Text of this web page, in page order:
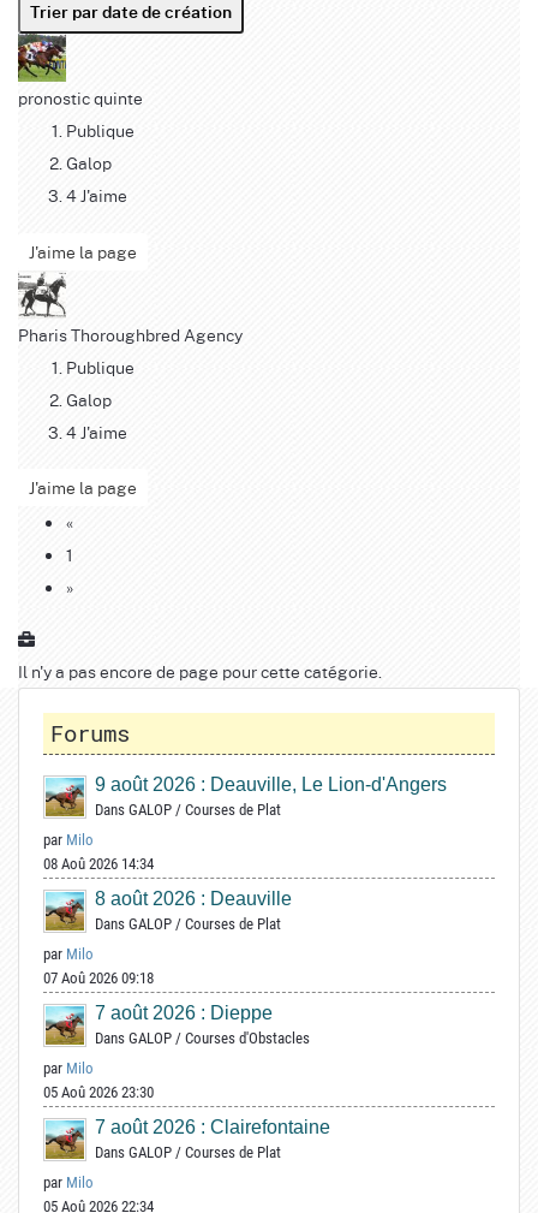
Trier par date de création
pronostic quinte
Publique
Galop
4 J'aime
J'aime la page
Pharis Thoroughbred Agency
Publique
Galop
4 J'aime
J'aime la page
«
1
»
Il n'y a pas encore de page pour cette catégorie.
Forums
9 août 2026 : Deauville, Le Lion-d'Angers
Dans GALOP / Courses de Plat
par Milo
08 Aoû 2026 14:34
8 août 2026 : Deauville
Dans GALOP / Courses de Plat
par Milo
07 Aoû 2026 09:18
7 août 2026 : Dieppe
Dans GALOP / Courses d'Obstacles
par Milo
05 Aoû 2026 23:30
7 août 2026 : Clairefontaine
Dans GALOP / Courses de Plat
par Milo
05 Aoû 2026 22:34